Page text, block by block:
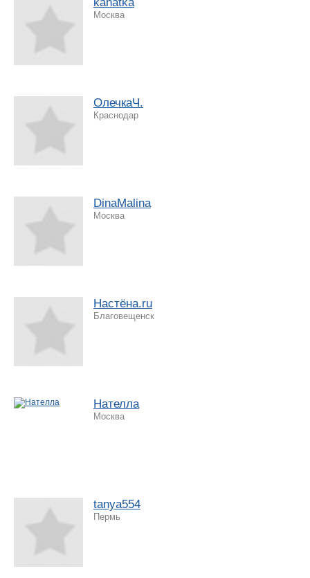
Москва
ОлечкаЧ.
Краснодар
DinaMalina
Москва
Настёна.ru
Благовещенск
Нателла
Москва
tanya554
Пермь